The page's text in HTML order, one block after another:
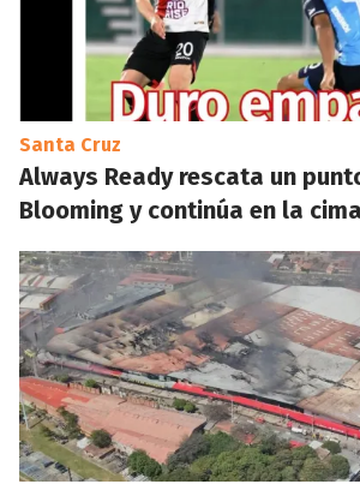
Santa Cruz
Always Ready rescata un
Blooming y continúa en la cima